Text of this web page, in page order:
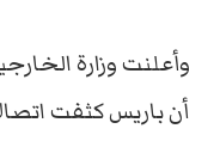
وأعلنت وزارة
أن باريس كثفت